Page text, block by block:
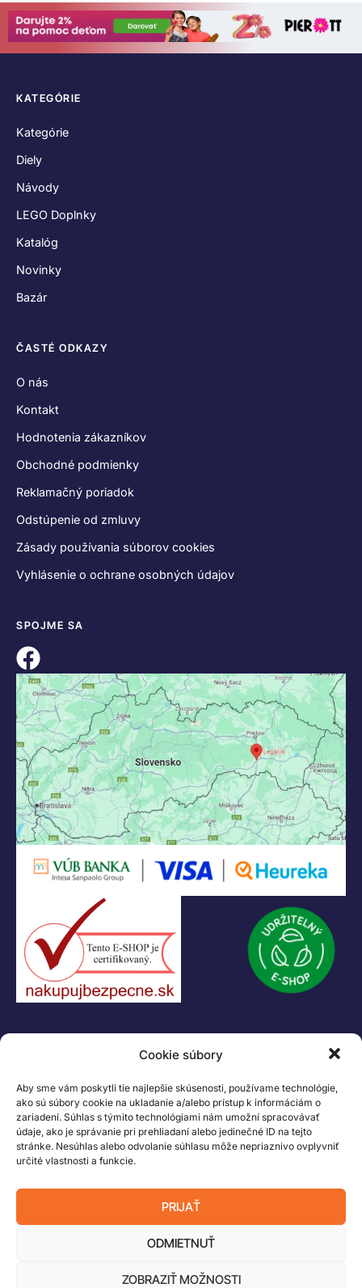
Cookie súbory
Aby sme vám poskytli tie najlepšie skúsenosti, používame technológie,
ako sú súbory cookie na ukladanie a/alebo prístup k informáciám o
zariadení. Súhlas s týmito technológiami nám umožní spracovávať
údaje, ako je správanie pri prehliadaní alebo jedinečné ID na tejto
stránke. Nesúhlas alebo odvolanie súhlasu môže nepriaznivo ovplyvniť
určité vlastnosti a funkcie.
PRIJAŤ
ODMIETNUŤ
ZOBRAZIŤ MOŽNOSTI
KATEGÓRIE
Kategórie
Diely
Návody
LEGO Doplnky
Katalóg
Novinky
Bazár
ČASTÉ ODKAZY
O nás
Kontakt
Hodnotenia zákazníkov
Obchodné podmienky
Reklamačný poriadok
Odstúpenie od zmluvy
Zásady používania súborov cookies
Vyhlásenie o ochrane osobných údajov
SPOJME SA
+421 907 919 608
legacik@legacik.sk
Legáčik s.r.o
Hrnčiarska 2/A
04001 Košice
IČ DPH: SK2023978330
Logo LEGO, minifigures, DUPLO, LEGENDS OF CHIMA, NINJAGO, BIONICLE,